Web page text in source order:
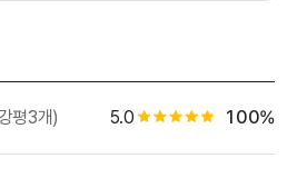
평3개) 5.0 별점 0.5개 별점 백분
100%